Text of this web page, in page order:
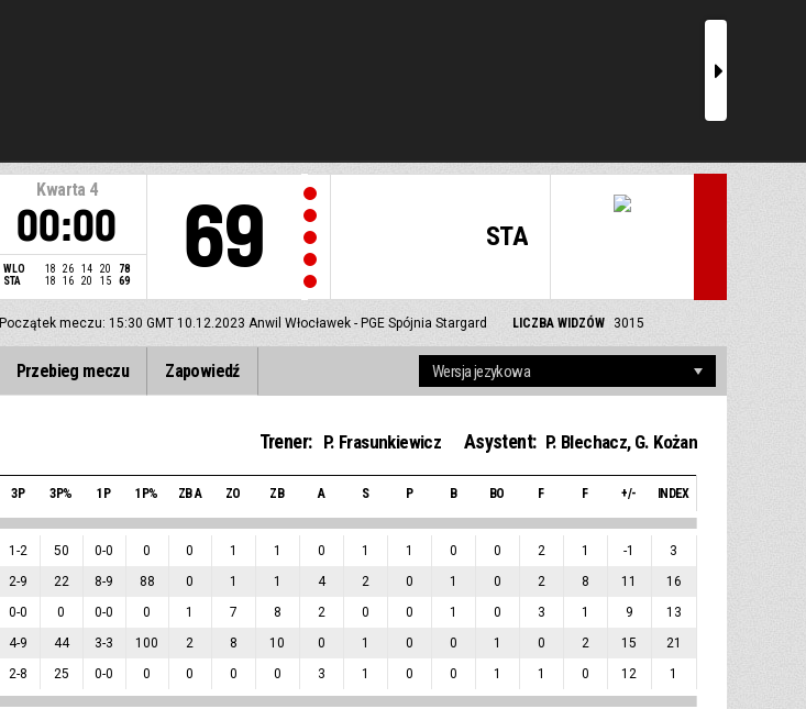
r
Kwarta 4
00:00
WLO 18 26 14 20
78
STA
18 16 20 15 69
STA
69
Początek meczu: 15:30 GMT 10.12.2023 Anwil Włocławek - PGE Spójnia Stargard LICZBA WIDZÓW 3015
Przebieg meczu Zapowiedź
Trener: P. Frasunkiewicz Asystent: P. Blechacz, G. Kożan
3P 3P% 1P 1P% ZB A ZO ZB A S P B BO F F +/- INDEX
1-2 50 0-0 0 0 1 1 0 1 1 0 0 2 1 -1 3
2-9 22 8-9 88 0 1 1 4 2 0 1 0 2 8 11 16
0-0 0 0-0 0 1 7 8 2 0 0 1 0 3 1 9 13
4-9 44 3-3 100 2 8 10 0 1 0 0 1 0 2 15 21
2-8 25 0-0 0 0 0 0 3 1 0 0 1 1 0 12 1